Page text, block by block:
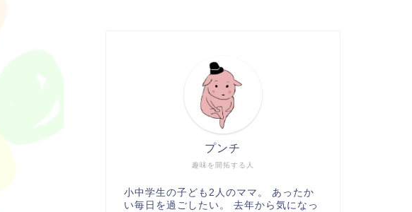
趣味を開拓する人
プンチ
小中学生の子ども2人のママ。 あったか
い毎日を過ごしたい。 去年から気になっ